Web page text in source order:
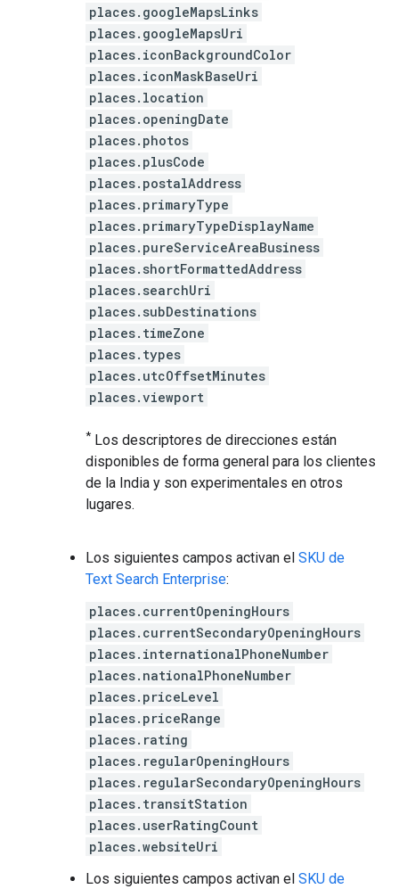
places.googleMapsLinks
places.googleMapsUri
places.iconBackgroundColor
places.iconMaskBaseUri
places.location
places.openingDate
places.photos
places.plusCode
places.postalAddress
places.primaryType
places.primaryTypeDisplayName
places.pureServiceAreaBusiness
places.shortFormattedAddress
places.searchUri
places.subDestinations
places.timeZone
places.types
places.utcOffsetMinutes
places.viewport
* Los descriptores de direcciones están
disponibles de forma general para los clientes
de la India y son experimentales en otros
lugares.
Los siguientes campos activan el SKU de
Text Search Enterprise:
places.currentOpeningHours
places.currentSecondaryOpeningHours
places.internationalPhoneNumber
places.nationalPhoneNumber
places.priceLevel
places.priceRange
places.rating
places.regularOpeningHours
places.regularSecondaryOpeningHours
places.transitStation
places.userRatingCount
places.websiteUri
Los siguientes campos activan el SKU de